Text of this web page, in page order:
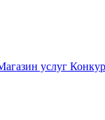
услуг